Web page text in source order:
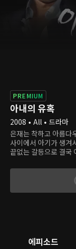
PREMIUM
아내의 유혹
2008 • All • 드라마
은재는 착하고 아름다
사이에서 아기가 생겨
끝없는 갈등으로 결국
해 은재의 목숨을 위험
사고로 만신창이가
신분을 얻는다. 이제
에피소드